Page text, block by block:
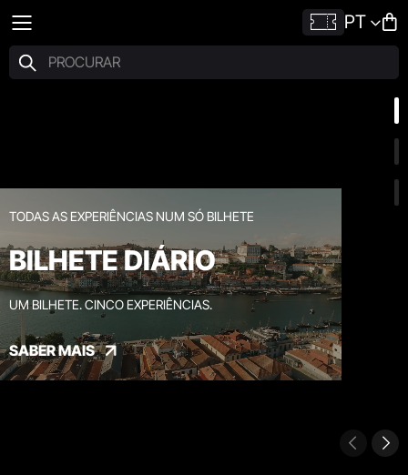
PT
TODAS AS EXPERIÊNCIAS NUM SÓ BILHETE
BILHETE DIÁRIO
UM BILHETE. CINCO EXPERIÊNCIAS.
SABER MAIS